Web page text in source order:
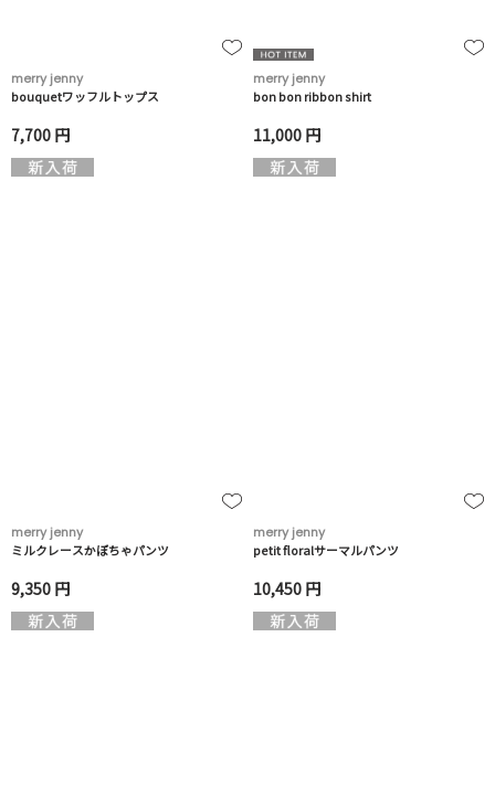
merry jenny
bouquetワッフルトップス
7,700 円
merry jenny
bon bon ribbon shirt
11,000 円
merry jenny
ミルクレースかぼちゃパンツ
9,350 円
merry jenny
petit floralサーマルパンツ
10,450 円